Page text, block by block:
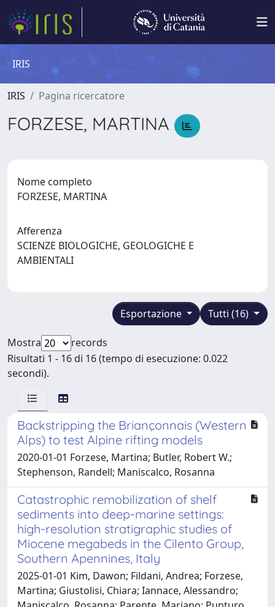
IRIS
IRIS Pagina ricercatore
FORZESE, MARTINA
Nome completo
FORZESE, MARTINA
Afferenza
SCIENZE BIOLOGICHE, GEOLOGICHE E
AMBIENTALI
Tutti (16)
Esportazione
Mostra
records
Risultati 1 - 16 di 16 (tempo di esecuzione: 0.022
secondi).
Backstripping the Briançonnais (Western
Alps) to test Alpine rifting models
2020-01-01 Forzese, Martina; Butler, Robert W.;
Stephenson, Randell; Maniscalco, Rosanna
Catastrophic remobilization of shelf
sediments into deep-marine settings:
high-resolution stratigraphic studies of
Miocene megabeds in the Cilento Group,
Southern Apennines, Italy
2025-01-01 Kim, Dawon; Fildani, Andrea; Forzese,
Martina; Giustolisi, Chiara; Iannace, Alessandro;